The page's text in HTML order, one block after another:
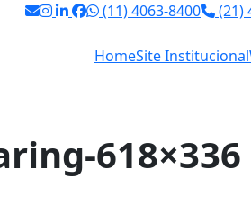
(11) 4063-8400 (21)
HomeSite Institucional
618×336